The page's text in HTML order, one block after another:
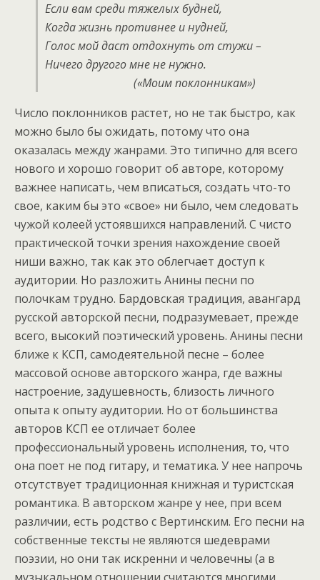
Если вам среди тяжелых будней,
Когда жизнь противнее и нудней,
Голос мой даст отдохнуть от стужи –
Ничего другого мне не нужно.
(«Моим поклонникам»)
Число поклонников растет, но не так быстро, как
можно было бы ожидать, потому что она
оказалась между жанрами. Это типично для всего
нового и хорошо говорит об авторе, которому
важнее написать, чем вписаться, создать что-то
свое, каким бы это «свое» ни было, чем следовать
чужой колеей устоявшихся направлений. С чисто
практической точки зрения нахождение своей
ниши важно, так как это облегчает доступ к
аудитории. Но разложить Анины песни по
полочкам трудно. Бардовская традиция, авангард
русской авторской песни, подразумевает, прежде
всего, высокий поэтический уровень. Анины песни
ближе к КСП, самодеятельной песне – более
массовой основе авторского жанра, где важны
настроение, задушевность, близость личного
опыта к опыту аудитории. Но от большинства
авторов КСП ее отличает более
профессиональный уровень исполнения, то, что
она поет не под гитару, и тематика. У нее напрочь
отсутствует традиционная книжная и туристская
романтика. В авторском жанре у нее, при всем
различии, есть родство с Вертинским. Его песни на
собственные тексты не являются шедеврами
поэзии, но они так искренни и человечны (а в